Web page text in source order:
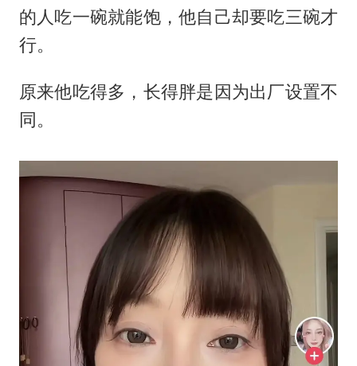
的人吃一碗就能饱，他自己却要吃三碗才
行。
原来他吃得多，长得胖是因为出厂设置不
同。